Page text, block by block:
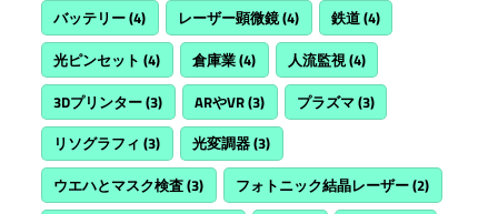
バッテリー(4) レーザー顕微鏡(4) 鉄道(4)
光ピンセット (4) 倉庫業(4) 人流監視(4)
3Dプリンター(3) ARやVR(3) プラズマ(3)
リソグラフィ (3) 光変調器(3)
ウエハとマスク検査(3) フォトニック結晶レーザー(2)